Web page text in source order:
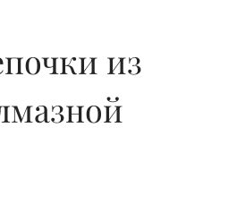
из